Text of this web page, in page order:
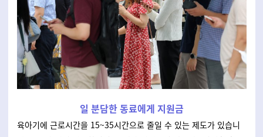
일 분담한 동료에게 지원금
육아기에 근로시간을 15~35시간으로 줄일 수 있는 제도가 있습니